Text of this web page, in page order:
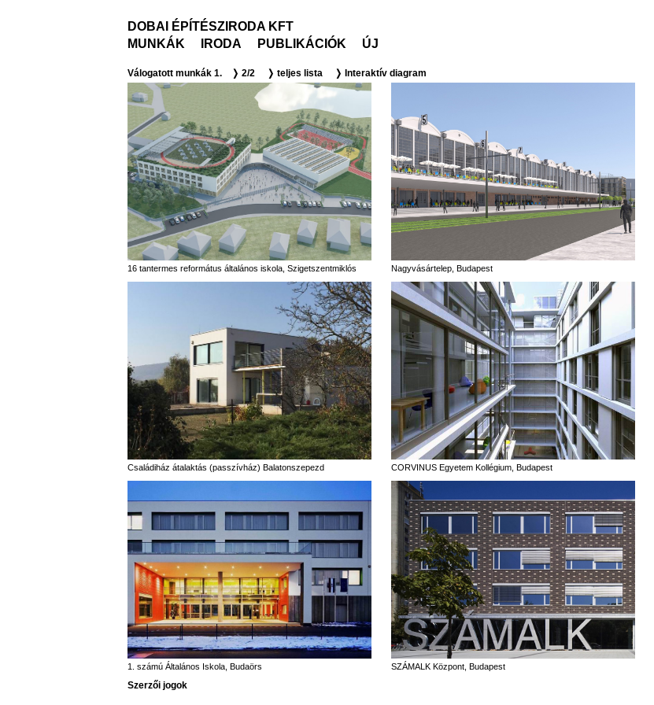
DOBAI ÉPÍTÉSZIRODA KFT
MUNKÁK
IRODA PUBLIKÁCIÓK ÚJ
Válogatott munkák 1. ❭ 2/2 ❭ teljes lista ❭ Interaktív diagram
16 tantermes református általános iskola, Szigetszentmiklós Nagyvásártelep, Budapest
Családiház átalaktás (passzívház) Balatonszepezd CORVINUS Egyetem Kollégium, Budapest
1. számú Általános Iskola, Budaörs SZÁMALK Központ, Budapest
Szerzői jogok